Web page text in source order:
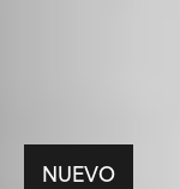
NUEVO